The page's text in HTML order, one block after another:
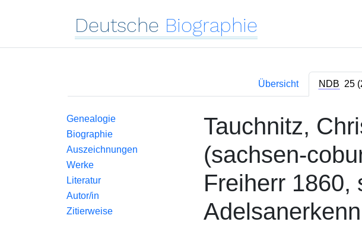
Deutsche Biographie
Übersicht NDB 25
Genealogie
Biographie
Auszeichnungen
Werke
Literatur
Autor/in
Zitierweise
Tauchnitz,
(sachsen-
Freiherr 1860,